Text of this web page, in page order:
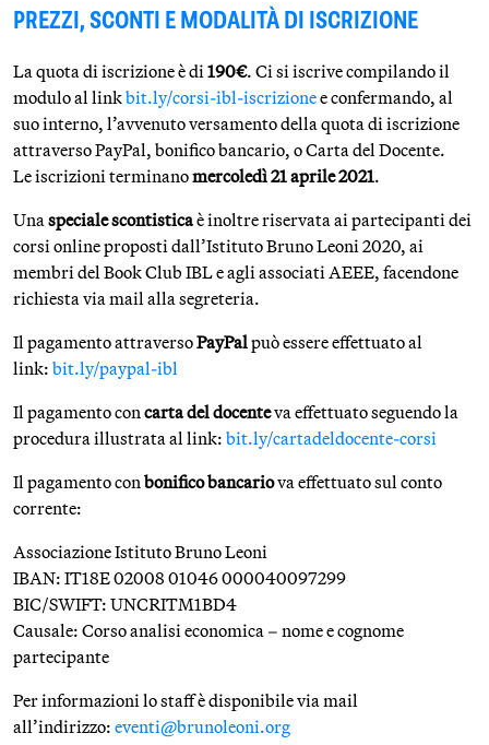
PREZZI, SCONTI E MODALITÀ DI ISCRIZIONE
La quota di iscrizione è di190€. Ci si iscrive compilando il
modulo al linkbit.ly/corsi-ibl-iscrizionee confermando, al
suo interno, l’avvenuto versamento della quota di iscrizione
attraverso PayPal, bonifico bancario, o Carta del Docente.
Le iscrizioni terminanomercoledì 21 aprile 2021.
Unaspeciale scontisticaè inoltre riservata ai partecipanti dei
corsi online proposti dall’Istituto Bruno Leoni 2020, ai
membri del Book Club IBL e agli associati AEEE, facendone
richiesta via mail alla segreteria.
Il pagamento attraversoPayPalpuò essere effettuato al
link: bit.ly/paypal-ibl
Il pagamento concarta del docenteva effettuato seguendo la
procedura illustrata al link: bit.ly/cartadeldocente-corsi
Il pagamento conbonifico bancariova effettuato sul conto
corrente:
Associazione Istituto Bruno Leoni
IBAN: IT18E 02008 01046 000040097299
BIC/SWIFT: UNCRITM1BD4
Causale: Corso analisi economica – nome e cognome
partecipante
Per informazioni lo staff è disponibile via mail
all’indirizzo: eventi@brunoleoni.org